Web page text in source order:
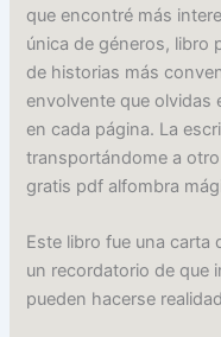
que encontré más
única de géneros, libro
de historias más
envolvente que olvidas
en cada página. La
transportándome a
gratis pdf alfombra
Este libro fue una carta
un recordatorio de que
pueden hacerse